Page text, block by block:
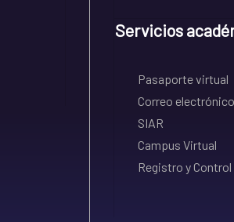
Servicios
Pasaporte virtual
Correo electrónico
SIAR
Campus Virtual
Registro y Control